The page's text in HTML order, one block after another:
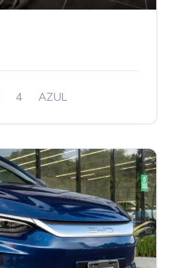
4 AZUL